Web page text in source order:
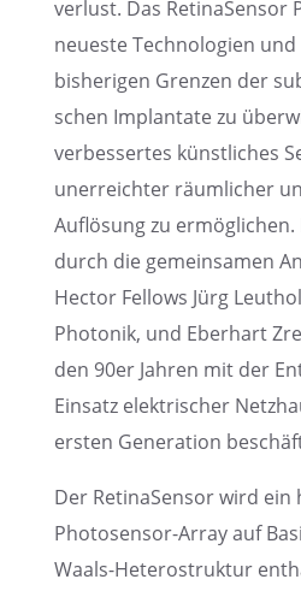
ver­lust. Das Retina­Sen­sor
neueste Techno­lo­gien
bishe­ri­gen Grenzen der
schen Implan­tate zu
verbes­ser­tes künst­li­ches
unerreich­ter räumli­cher
Auflö­sung zu
durch die gemein­sa­men
Hector Fellows Jürg
Photo­nik, und Eberhart
den 90er Jahren mit der
Einsatz elektri­scher
ersten Genera­tion
Der Retina­Sen­sor wird
Photo­sen­sor-Array auf
Waals-Hetero­struk­tur